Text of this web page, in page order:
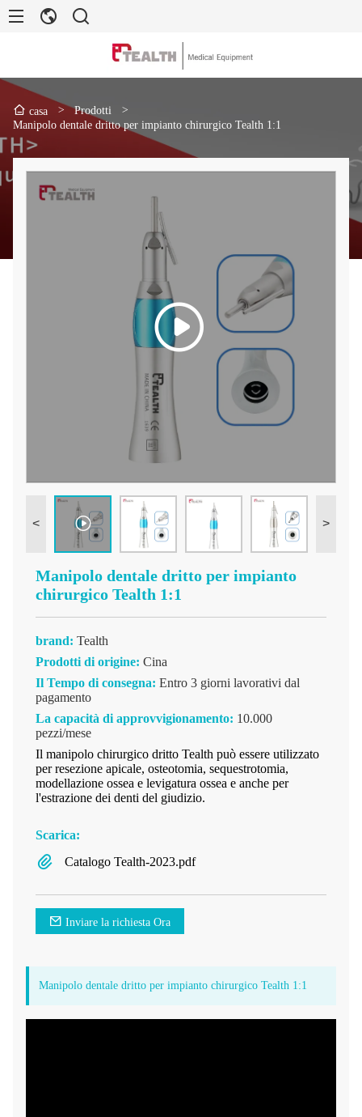
casa > Prodotti
>
Manipolo dentale dritto per impianto chirurgico Tealth 1:1
< >
Manipolo dentale dritto per impianto
chirurgico Tealth 1:1
brand: Tealth
Prodotti di origine: Cina
Il Tempo di consegna: Entro 3 giorni lavorativi dal
pagamento
La capacità di approvvigionamento: 10.000
pezzi/mese
Il manipolo chirurgico dritto Tealth può essere utilizzato
per resezione apicale, osteotomia, sequestrotomia,
modellazione ossea e levigatura ossea e anche per
l'estrazione dei denti del giudizio.
Scarica:
Catalogo Tealth-2023.pdf
Inviare la richiesta Ora
Manipolo dentale dritto per impianto chirurgico Tealth 1:1